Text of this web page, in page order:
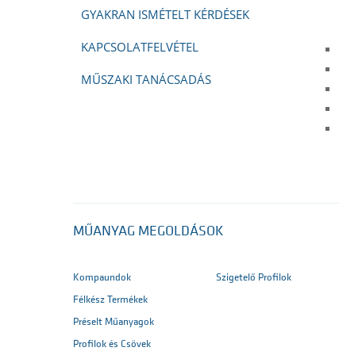
GYAKRAN ISMÉTELT KÉRDÉSEK
KAPCSOLATFELVÉTEL
MŰSZAKI TANÁCSADÁS
MŰANYAG MEGOLDÁSOK
Kompaundok
Félkész Termékek
Préselt Műanyagok
Profilok és Csövek
Szigetelő Profilok